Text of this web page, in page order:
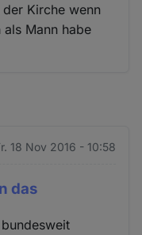
Kirche wenn
Mann habe
18 Nov 2016 - 10:58
das